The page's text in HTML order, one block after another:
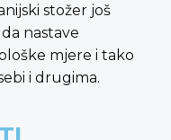
stožer još
nastave
mjere i tako
i drugima.